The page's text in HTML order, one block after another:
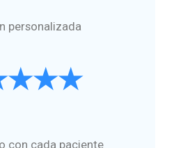
personalizada
con cada paciente